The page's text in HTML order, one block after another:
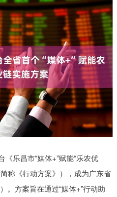
乐昌市“媒体+”赋能“乐农优
称《行动方案》），成为广东省
。方案旨在通过“媒体+”行动助